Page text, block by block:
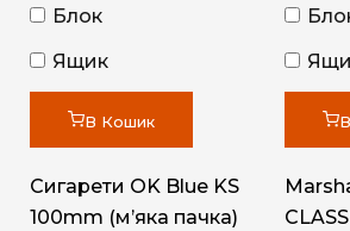
Блок
Ящик
В Кошик
Сигарети OK Blue KS
100mm (м’яка пачка)